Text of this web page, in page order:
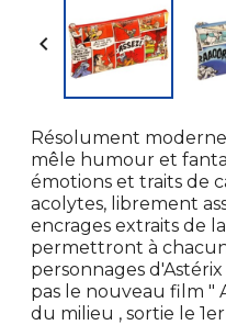

Résolument
mêle humour et
émotions et traits de
acolytes, librement
encrages extraits de
permettront à
personnages
pas le nouveau film "
du milieu , sortie le